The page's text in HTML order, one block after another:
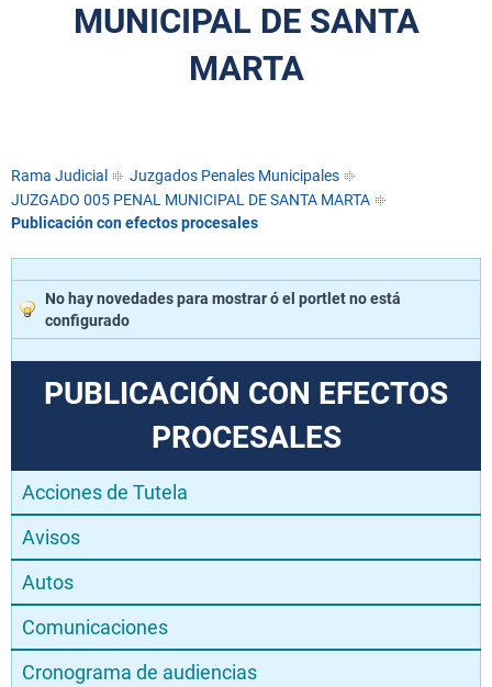
MUNICIPAL DE SANTA
MARTA
Rama Judicial
Juzgados Penales Municipales
JUZGADO 005 PENAL MUNICIPAL DE SANTA MARTA
Publicación con efectos procesales
No hay novedades para mostrar ó el portlet no está
configurado
PUBLICACIÓN CON EFECTOS
PROCESALES
Acciones de Tutela
Avisos
Autos
Comunicaciones
Cronograma de audiencias